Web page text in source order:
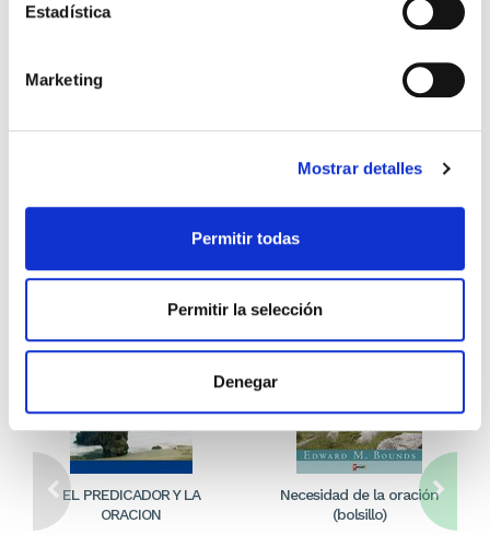
Estadística
Marketing
Mostrar detalles
Permitir todas
Permitir la selección
Denegar
3,50€ (5%)
Otros títulos del autor
EL PREDICADOR Y LA
ORACION
Necesidad de la oración
(bolsillo)